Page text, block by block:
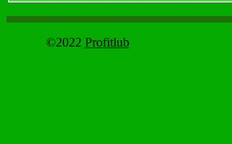
16.10
21:00
Арсенал С - Сан-Лоренсо
Patronato Parana - Ривер Плейт
©2022 Profitlub